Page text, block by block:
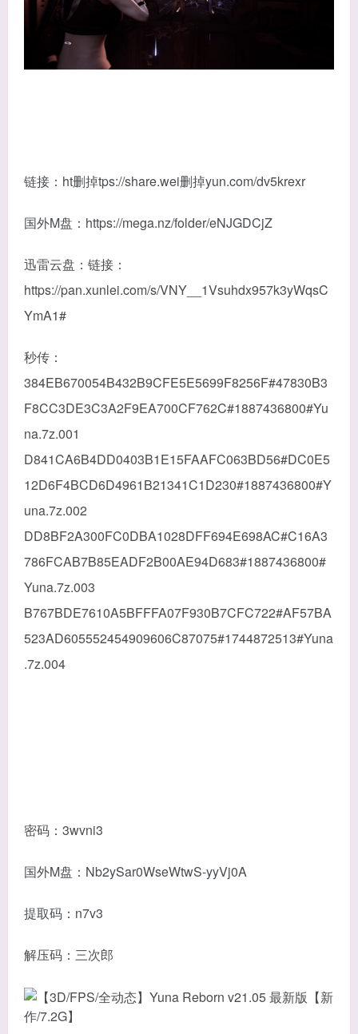
链接：ht删掉tps://share.wei删掉yun.com/dv5krexr
国外M盘：https://mega.nz/folder/eNJGDCjZ
迅雷云盘：链接：
https://pan.xunlei.com/s/VNY__1Vsuhdx957k3yWqsC
YmA1#
秒传：
384EB670054B432B9CFE5E5699F8256F#47830B3
F8CC3DE3C3A2F9EA700CF762C#1887436800#Yu
na.7z.001
D841CA6B4DD0403B1E15FAAFC063BD56#DC0E5
12D6F4BCD6D4961B21341C1D230#1887436800#Y
una.7z.002
DD8BF2A300FC0DBA1028DFF694E698AC#C16A3
786FCAB7B85EADF2B00AE94D683#1887436800#
Yuna.7z.003
B767BDE7610A5BFFFA07F930B7CFC722#AF57BA
523AD605552454909606C87075#1744872513#Yuna
.7z.004
密码：3wvni3
国外M盘：Nb2ySar0WseWtwS-yyVj0A
提取码：n7v3
解压码：三次郎